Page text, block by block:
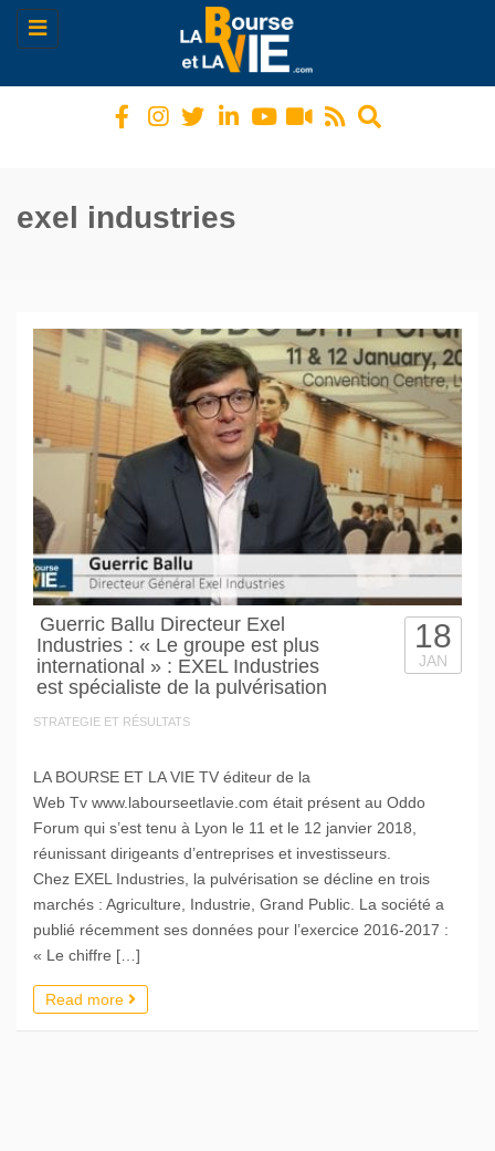
Toggle
navigation
exel industries
Guerric Ballu Directeur Exel
Industries : « Le groupe est plus
international » : EXEL Industries
est spécialiste de la pulvérisation
STRATEGIE ET RÉSULTATS
18
JAN
LA BOURSE ET LA VIE TV éditeur de la
Web Tv www.labourseetlavie.com était présent au Oddo
Forum qui s’est tenu à Lyon le 11 et le 12 janvier 2018,
réunissant dirigeants d’entreprises et investisseurs.
Chez EXEL Industries, la pulvérisation se décline en trois
marchés : Agriculture, Industrie, Grand Public. La société a
publié récemment ses données pour l’exercice 2016-2017 :
« Le chiffre […]
Read more